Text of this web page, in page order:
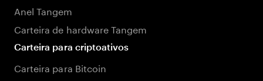
Anel Tangem
Carteira de hardware Tangem
Carteira para criptoativos
Carteira para Bitcoin